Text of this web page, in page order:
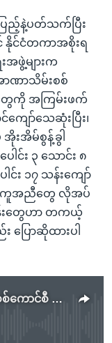
ြည့်နဲ့ပတ်သက်ပြီး
နိုင်ငံတကာအစိုးရ
အဖွဲ့များက
ာဏာသိမ်းစစ်
ေကို အကြမ်းဖက်
ော်သေဆုံးပြီး၊
းအိမ်စွန့်ခွါ
င်း ၃ သောင်း ၈
င်း ၁၇ သန်းကျော်
အကူအညီတွေ လိုအပ်
းတွေဟာ တကယ့်
ြောဆိုထားပါ
အာဏာသိမ်း ၂ နှစ်ပြည့် ဝေဖန်မှုတွေ စစ်ကောင်စီ လက်မခံ
available